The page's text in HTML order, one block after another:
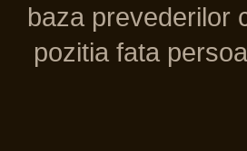
baza prevederilor
pozitia fata